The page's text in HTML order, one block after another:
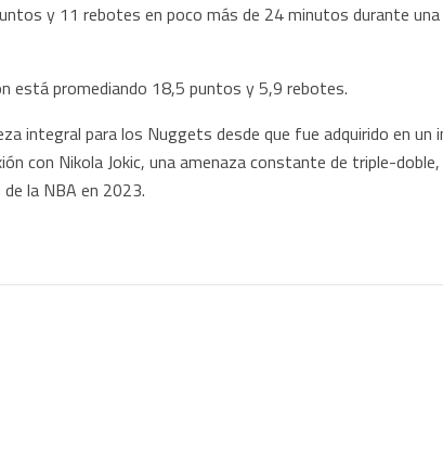
y 11 rebotes en poco más de 24 minutos durante
está promediando 18,5 puntos y 5,9 rebotes.
integral para los Nuggets desde que fue adquirido en
con Nikola Jokic, una amenaza constante de triple-
la NBA en 2023.